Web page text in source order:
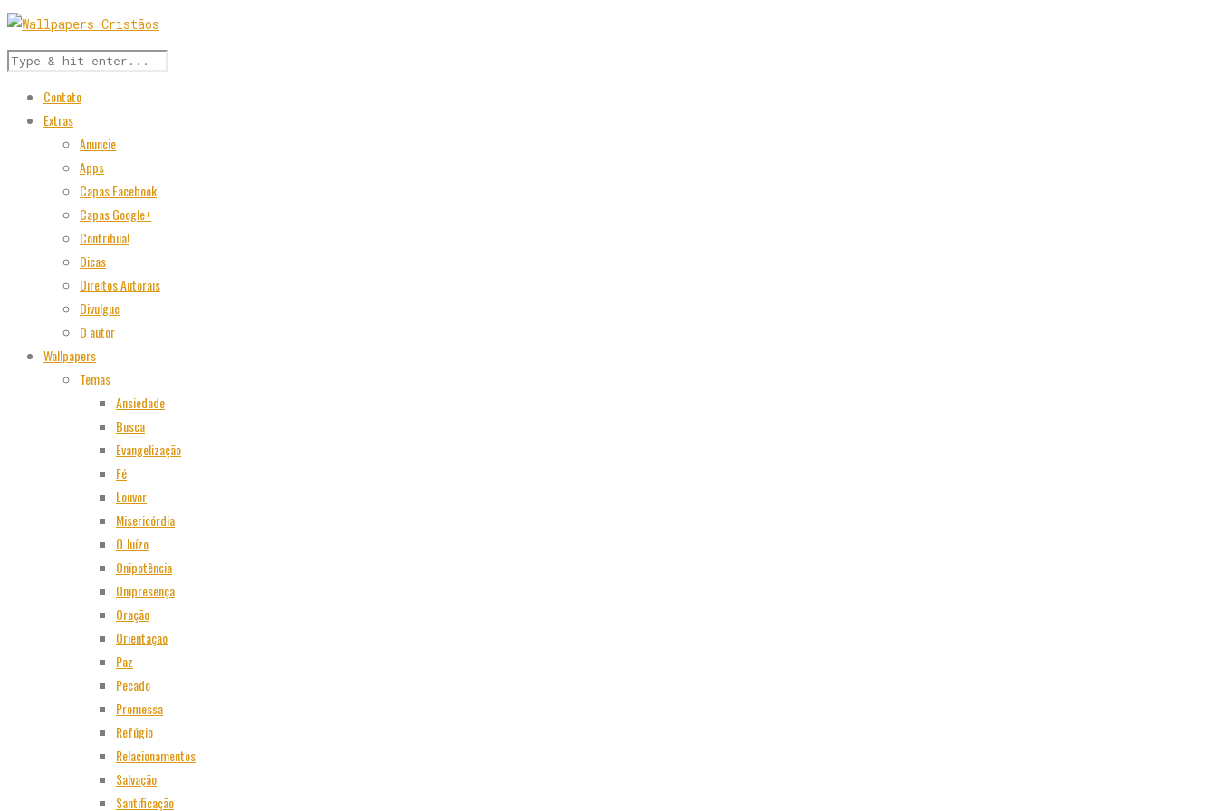
Contato
Extras
Anuncie
Apps
Capas Facebook
Capas Google+
Contribua!
Dicas
Direitos Autorais
Divulgue
O autor
Wallpapers
Temas
Ansiedade
Busca
Evangelização
Fé
Louvor
Misericórdia
O Juízo
Onipotência
Onipresença
Oração
Orientação
Paz
Pecado
Promessa
Refúgio
Relacionamentos
Salvação
Santificação